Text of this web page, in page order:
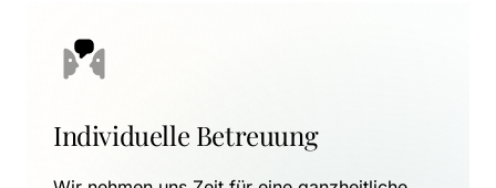
Individuelle Betreuung